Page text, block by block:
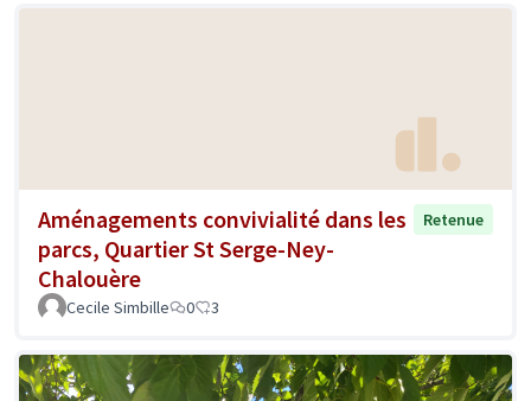
Aménagements convivialité dans les
parcs, Quartier St Serge-Ney-
Chalouère
Retenue
Cecile Simbille 0 3